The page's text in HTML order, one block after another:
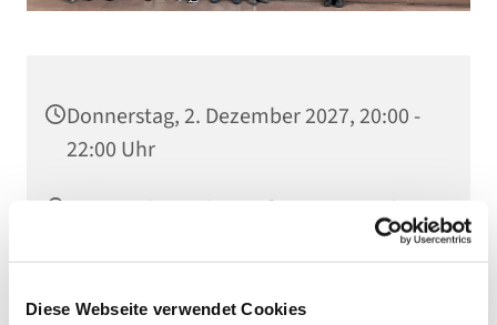
Diese Webseite verwendet Cookies
Donnerstag, 2. Dezember 2027, 20:00 -
22:00 Uhr
MAT Kirche, Goltzstraße, 10781 Berlin